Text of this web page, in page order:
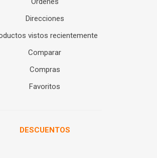
Direcciones
vistos recientemente
Comparar
Compras
Favoritos
DESCUENTOS